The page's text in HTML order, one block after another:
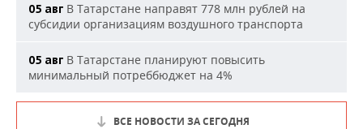
05 авг В Татарстане направят 778 млн рублей на
субсидии организациям воздушного транспорта
05 авг В Татарстане планируют повысить
минимальный потреббюджет на 4%
ВСЕ НОВОСТИ ЗА СЕГОДНЯ